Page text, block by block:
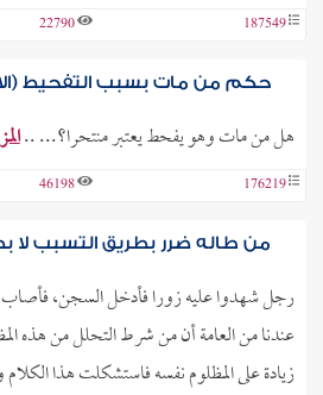
187549
22790
حكم من مات بسبب التفحيط
هل من مات وهو يفحط يعتبر منتحرا؟... ..
176219
46198
من طاله ضرر بطريق التسبب لا
رجل شهدوا عليه زورا فأدخل السجن،
عندنا من العامة أن من شرط التحلل من هذه
زيادة على المظلوم نفسه فاستشكلت هذا